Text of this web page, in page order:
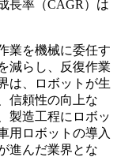
長率（CAGR）は
業を機械に委任す
減らし、反復作業
は、ロボットが生
信頼性の向上な
製造工程にロボッ
用ロボットの導入
進んだ業界とな